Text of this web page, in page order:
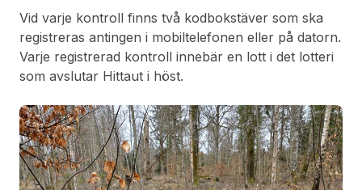
Vid varje kontroll finns två kodbokstäver som ska
registreras antingen i mobiltelefonen eller på datorn.
Varje registrerad kontroll innebär en lott i det lotteri
som avslutar Hittaut i höst.